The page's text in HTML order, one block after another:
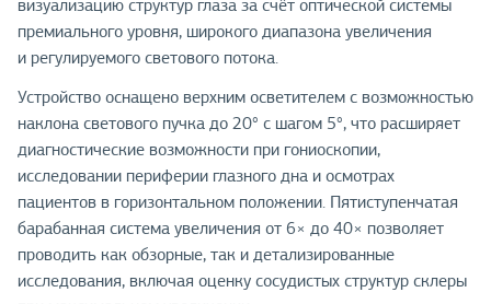
визуализацию структур глаза за счёт оптической системы
премиального уровня, широкого диапазона увеличения
и регулируемого светового потока.
Устройство оснащено верхним осветителем с возможностью
наклона светового пучка до 20° с шагом 5°, что расширяет
диагностические возможности при гониоскопии,
исследовании периферии глазного дна и осмотрах
пациентов в горизонтальном положении. Пятиступенчатая
барабанная система увеличения от 6× до 40× позволяет
проводить как обзорные, так и детализированные
исследования, включая оценку сосудистых структур склеры